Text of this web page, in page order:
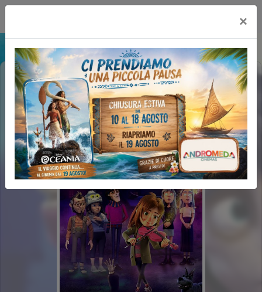
LA FAMIGLIA HALLOWEEN (1H26')
×